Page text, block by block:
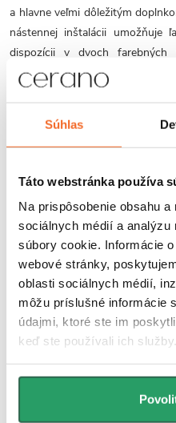
Súhlas
Táto webstránka používa
Na prispôsobenie obsahu
sociálnych médií a analýzu
súbory cookie. Informácie
webové stránky,
oblasti sociálnych médií,
môžu príslušné informácie
údajmi, ktoré ste im
keď ste používali ich služby.
a hlavne veľmi dôležitým
nástennej inštalácii umožňuje
dispozícii v dvoch farebných
povrchovou úpravou av
životnosť a jednoduchú
dizajne mliečneho skla
je tak maximálne hygienické.
svojmu dizajnu sa skvele
hodí k
Ceranov tom istom prevedení.
WC kefa z odolného plastu
na každodenné použitie.
ktorá zaistí stabilné
skrutiek.
Parametre produktu